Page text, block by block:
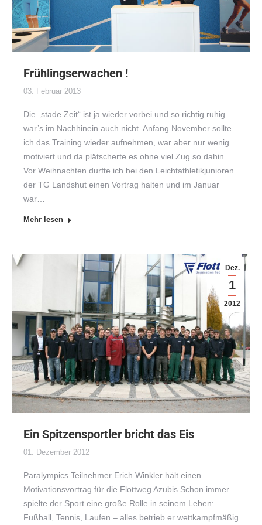
Frühlingserwachen !
03. Februar 2013
Die „stade Zeit“ ist ja wieder vorbei und so richtig ruhig
war’s im Nachhinein auch nicht. Anfang November sollte
ich das Training wieder aufnehmen, war aber nur wenig
motiviert und da plätscherte es ohne viel Zug so dahin.
Vor Weihnachten durfte ich bei den Leichtathletikjunioren
der TG Landshut einen Vortrag halten und im Januar
war…
Mehr lesen
Dez.
1
2012
Ein Spitzensportler bricht das Eis
01. Dezember 2012
Paralympics Teilnehmer Erich Winkler hält einen
Motivationsvortrag für die Flottweg Azubis Schon immer
spielte der Sport eine große Rolle in seinem Leben:
Fußball, Tennis, Laufen – alles betrieb er wettkampfmäßig